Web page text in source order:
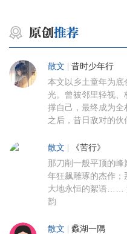
散文 昔时少年行
本文以乡土童年为
光。曾被邻里轻视、
撑自己，最终成为
之后，昔日敌对的伙
散文 《苦行》
那刀削一般平顶的
年狂飙雕琢的杰作
大地永恒的絮语……
韵
散文 蠡湖一隅